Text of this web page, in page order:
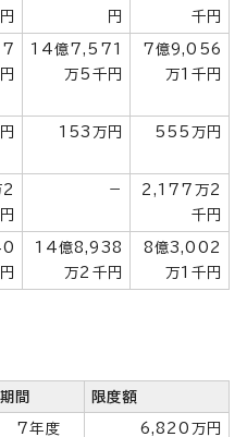
円
千円
14億7,571
万5千円
7億9,056
万1千円
153万円 555万円
－
2,177万2
千円
14億8,938
万2千円
8億3,002
万1千円
期間 限度額
7年度 6,820万円